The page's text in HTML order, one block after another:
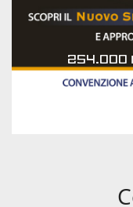
254.000